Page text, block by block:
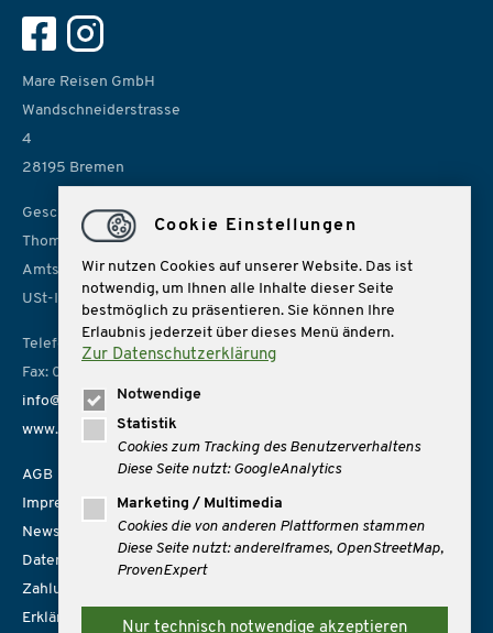
Mare Reisen GmbH
Wandschneiderstrasse
4
28195 Bremen
Geschäftsführer:
Thomas Rolf, Sonja Lübbe
Amtsgericht Bremen, HRB 14966
USt-IdNr. DE 157814926
Telefon: 0421 162162
Fax: 0421 1621666
info@mare-reisen.de
www.mare-reisen.de
AGB
Impressum
Newsletter
Datenschutz
Zahlungsmöglichkeiten
Erklärung zur Barrierefreiheit
Cookie Einstellungen
Wir nutzen Cookies auf unserer Website. Das ist
notwendig, um Ihnen alle Inhalte dieser Seite
bestmöglich zu präsentieren. Sie können Ihre
Erlaubnis jederzeit über dieses Menü ändern.
Zur Datenschutzerklärung
Notwendige
Statistik
Cookies zum Tracking des Benutzerverhaltens
Diese Seite nutzt: GoogleAnalytics
Marketing / Multimedia
Cookies die von anderen Plattformen stammen
Diese Seite nutzt: andereIframes, OpenStreetMap,
ProvenExpert
Nur technisch notwendige akzeptieren